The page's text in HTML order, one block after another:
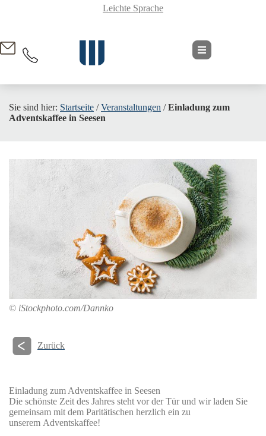
Leichte Sprache
Sie sind hier: Startseite /Veranstaltungen /Einladung zum
Adventskaffee in Seesen
© iStockphoto.com/Dannko
Zurück
Einladung zum Adventskaffee in Seesen
Die schönste Zeit des Jahres steht vor der Tür und wir laden Sie
gemeinsam mit dem Paritätischen herzlich ein zu
unserem Adventskaffee!